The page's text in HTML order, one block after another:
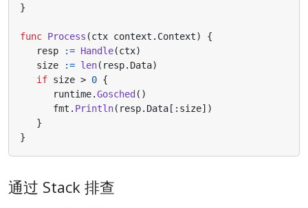
}
func Process (ctx context . Context)
{
resp
:= Handle(ctx)
size
:= len( resp. Data)
if size > 0 {
runtime.Gosched ()
fmt . Println( resp. Data [: size])
}
}
通过 Stack 排查